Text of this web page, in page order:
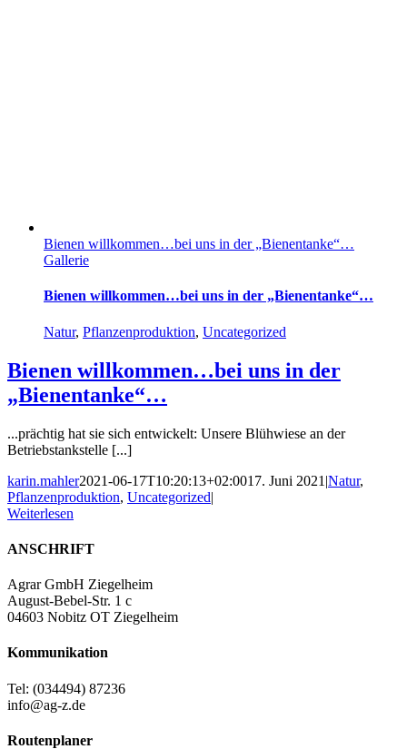
Bienen willkommen…bei uns in der „Bienentanke“…
Gallerie
Bienen willkommen…bei uns in der „Bienentanke“…
Natur, Pflanzenproduktion, Uncategorized
Bienen willkommen…bei uns in der
„Bienentanke“…
...prächtig hat sie sich entwickelt: Unsere Blühwiese an der
Betriebstankstelle [...]
karin.mahler2021-06-17T10:20:13+02:0017. Juni 2021 |Natur,
Pflanzenproduktion, Uncategorized|
Weiterlesen
ANSCHRIFT
Agrar GmbH Ziegelheim
August-Bebel-Str. 1 c
04603 Nobitz OT Ziegelheim
Kommunikation
Tel: (034494) 87236
info@ag-z.de
Routenplaner